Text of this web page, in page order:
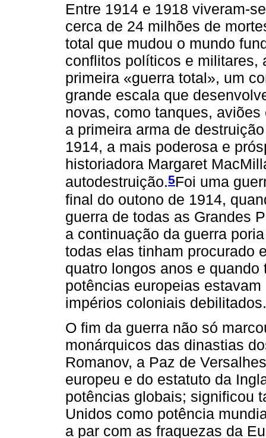
Entre 1914 e 1918 viveram-
cerca de 24 milhões de
total que mudou o mundo
conflitos políticos e militares,
primeira «guerra total», um
grande escala que
novas, como tanques,
a primeira arma de
1914, a mais poderosa e
historiadora Margaret
autodestruição.5Foi uma
final do outono de 1914,
guerra de todas as Grandes
a continuação da guerra
todas elas tinham procurado
quatro longos anos e
potências europeias
impérios coloniais debilitados.
O fim da guerra não só
monárquicos das dinastias
Romanov, a Paz de
europeu e do estatuto da
potências globais; significou
Unidos como potência
a par com as fraquezas da